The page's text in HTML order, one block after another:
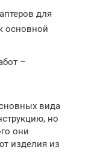
для
основной
–
вида
но
они
изделия из